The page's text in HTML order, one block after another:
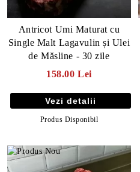
Antricot Umi Maturat cu
Single Malt Lagavulin și Ulei
de Măsline - 30 zile
158.00 Lei
Vezi detalii
Produs Disponibil